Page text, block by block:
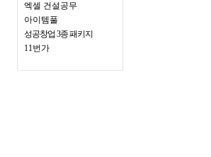
엑셀 건설공무
아이템풀
성공창업 3종 패키지
11번가